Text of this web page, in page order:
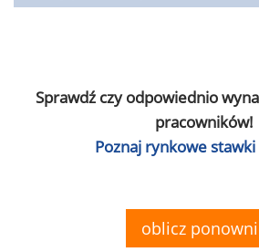
Sprawdź czy odpowiednio
pracowników!
Poznaj rynkowe stawki
oblicz